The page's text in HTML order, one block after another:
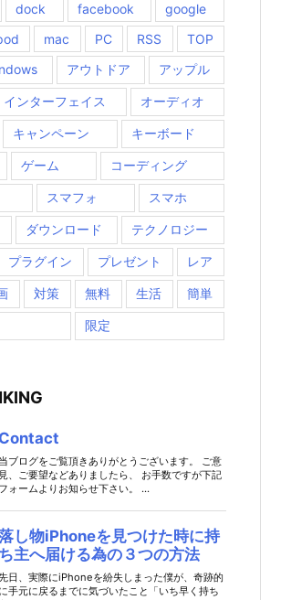
dock facebook
google
mac PC RSS
TOP
アウトドア アップル
インターフェイス オーディオ
キャンペーン キーボード
ゲーム コーディング
スマフォ スマホ
ダウンロード テクノロジー
プラグイン プレゼント レア
対策 無料 生活 簡単
限定